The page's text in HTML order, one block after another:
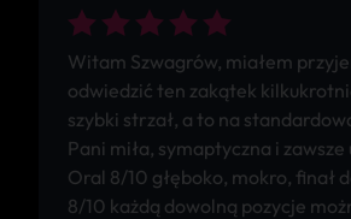
Witam Szwagrów, miałem
odwiedzić ten zakątek
szybki strzał, a to na
Pani miła, symaptyczna i
Oral 8/10 głęboko, mokro, finał
8/10 każdą dowolną pozycje